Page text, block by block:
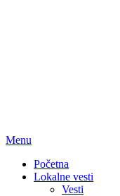
Menu
Početna
Lokalne vesti
Vesti